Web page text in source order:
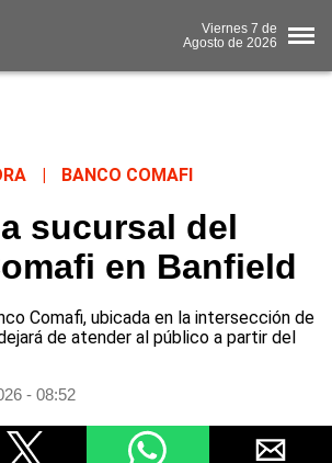
Viernes 7 de
Agosto de 2026
BANCO COMAFI
sucursal del
en Banfield
Comafi, ubicada en la intersección de
de atender al público a partir del
- 08:52